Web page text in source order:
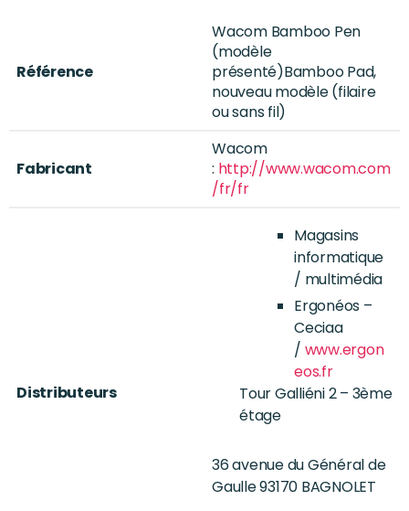
Référence
Wacom Bamboo Pen
(modèle
présenté)Bamboo Pad,
nouveau modèle (filaire
ou sans fil)
Fabricant
Wacom
: http://www.wacom.com
/fr/fr
Distributeurs
Magasins
informatique
/ multimédia
Ergonéos –
Ceciaa
/ www.ergon
eos.fr
Tour Galliéni 2 – 3ème
étage
36 avenue du Général de
Gaulle 93170 BAGNOLET